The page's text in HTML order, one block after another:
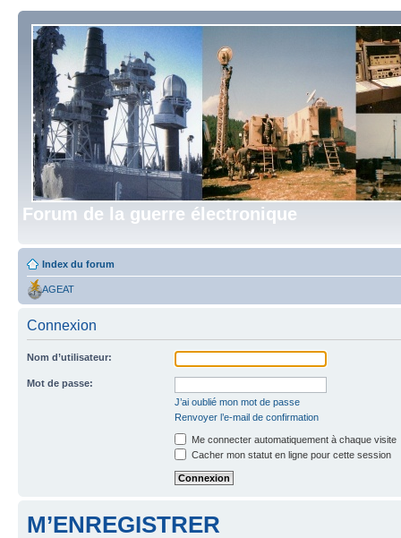
Forum de la guerre électronique
Index du forum
AGEAT
Connexion
Nom d’utilisateur:
Mot de passe:
J’ai oublié mon mot de passe
Renvoyer l’e-mail de confirmation
Me connecter automatiquement à chaque visite
Cacher mon statut en ligne pour cette session
M’ENREGISTRER